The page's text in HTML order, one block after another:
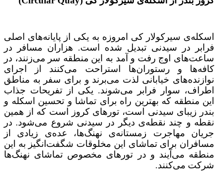
اسکله‌ی سیرکولار کی امروزه به یکی از پایانه‌های اصلی
فرابر در سیدنی تبدیل شده است. هزاران مسافر در
ساعت‌های اوج رفت و آمد به این منطقه سر می‌زنند، در
کافه‌ها و رستوران‌ها استراحت می‌کنند از اجرای
نوازنده‌های خیابانی لذت می‌برند و برای سفر به مناطق
اطراف، سوار فرابر می‌شوند. یکی از تفریحات جذاب
این منطقه که بهترین راه برای تماشا و تحسین اسکله و
بندر زیبای سیدنی است، تورهای کروز است که از همین
نقطه و چند نقطه‌ی دیگر در سیدنی شروع می‌شود. در
جریان مهاجرت زمستانه‌ی نهنگ‌ها، عده‌ی زیادی از
مسافران برای تماشای این مخلوقات شگفت‌انگیز به این
منطقه می‌آیند و در تورهای مخصوص تماشای نهنگ‌ها
شرکت می‌کنند.